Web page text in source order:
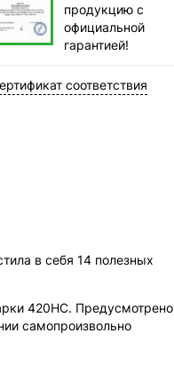
— Пункты выдачи
дня, от 385 ₽
дня, от 385 ₽
продукцию с
официальной
гарантией!
соответствия
в себя 14 полезных
420HC. Предусмотрено
самопроизвольно